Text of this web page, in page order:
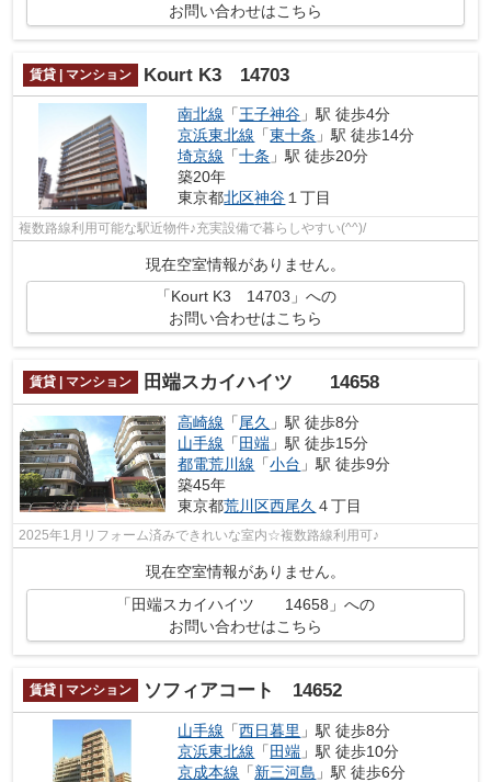
お問い合わせはこちら
賃貸 | マンション Kourt K3 14703
南北線 「王子神谷 」駅 徒歩4分
京浜東北線 「東十条 」駅 徒歩14分
埼京線 「十条 」駅 徒歩20分
築20年
東京都北区神谷 １丁目
複数路線利用可能な駅近物件♪充実設備で暮らしやすい(^^)/
現在空室情報がありません。
「Kourt K3 14703」への
お問い合わせはこちら
賃貸 | マンション 田端スカイハイツ 14658
高崎線 「尾久 」駅 徒歩8分
山手線 「 田端 」駅 徒歩15分
都電荒川線 「小台 」駅 徒歩9分
築45年
東京都荒川区西尾久 ４丁目
2025年1月リフォーム済みできれいな室内☆複数路線利用可♪
現在空室情報がありません。
「田端スカイハイツ 14658」への
お問い合わせはこちら
賃貸 | マンション ソフィアコート 14652
山手線 「西日暮里 」駅 徒歩8分
京浜東北線 「田端 」駅 徒歩10分
京成本線 「新三河島 」駅 徒歩6分